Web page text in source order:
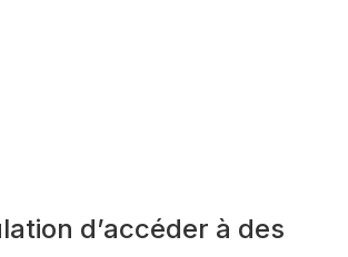
d’accéder à des